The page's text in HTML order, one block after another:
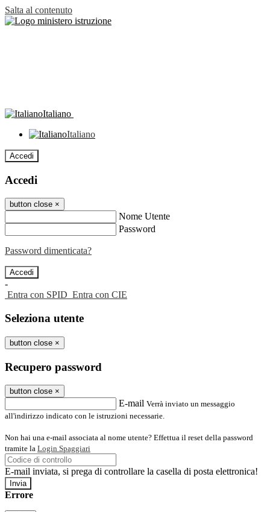
Salta al contenuto
Italiano
Italiano
Accedi
Accedi
button close ×
Nome Utente
Password
Password dimenticata?
-
Entra con SPID Entra con CIE
Seleziona utente
button close ×
Recupero password
button close ×
E-mail Verrà inviato un messaggio
all'indirizzo indicato con le istruzioni necessarie.
Non hai una e-mail associata al nome utente? Effettua il reset della password
tramite la Login Spaggiari
E-mail inviata, si prega di controllare la casella di posta elettronica!
Errore